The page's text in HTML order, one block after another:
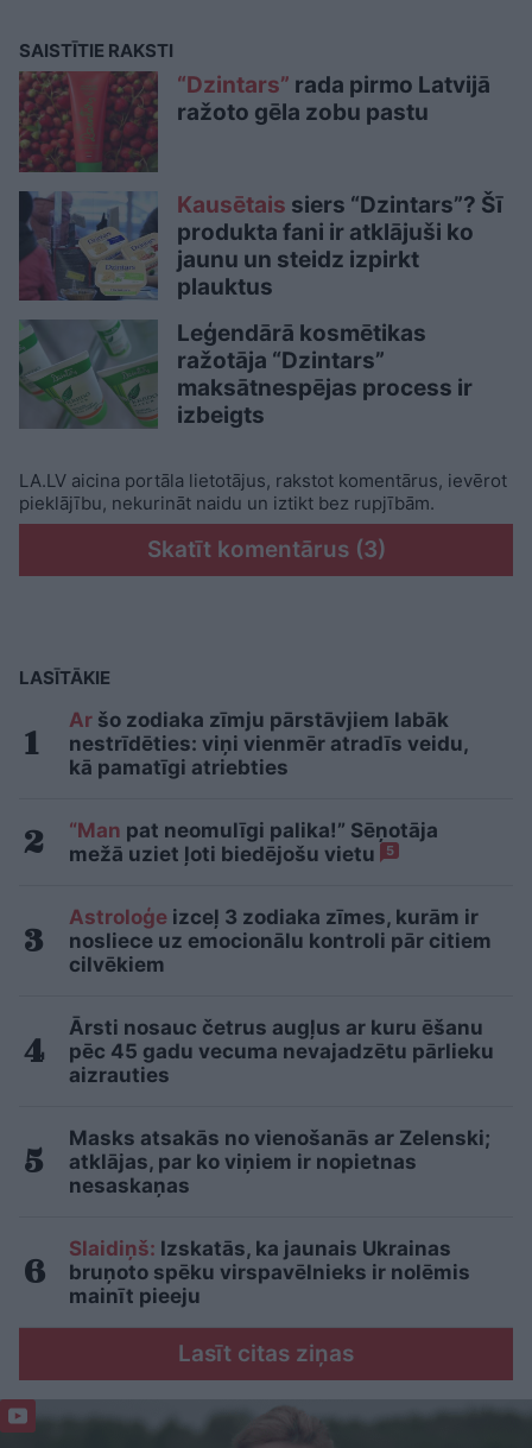
SAISTĪTIE RAKSTI
“Dzintars” rada pirmo Latvijā
ražoto gēla zobu pastu
Kausētais siers “Dzintars”? Šī
produkta fani ir atklājuši ko
jaunu un steidz izpirkt
plauktus
Leģendārā kosmētikas
ražotāja “Dzintars”
maksātnespējas process ir
izbeigts
LA.LV aicina portāla lietotājus, rakstot komentārus, ievērot
pieklājību, nekurināt naidu un iztikt bez rupjībām.
Skatīt komentārus (3)
LASĪTĀKIE
Ar šo zodiaka zīmju pārstāvjiem labāk
nestrīdēties: viņi vienmēr atradīs veidu,
kā pamatīgi atriebties
“Man pat neomulīgi palika!” Sēņotāja
mežā uziet ļoti biedējošu vietu
5
Astroloģe izceļ 3 zodiaka zīmes, kurām ir
nosliece uz emocionālu kontroli pār citiem
cilvēkiem
Ārsti nosauc četrus augļus ar kuru ēšanu
pēc 45 gadu vecuma nevajadzētu pārlieku
aizrauties
Masks atsakās no vienošanās ar Zelenski;
atklājas, par ko viņiem ir nopietnas
nesaskaņas
Slaidiņš: Izskatās, ka jaunais Ukrainas
bruņoto spēku virspavēlnieks ir nolēmis
mainīt pieeju
Lasīt citas ziņas